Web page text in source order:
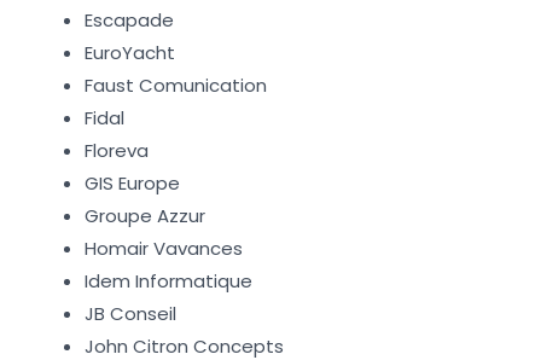
Escapade
EuroYacht
Faust Comunication
Fidal
Floreva
GIS Europe
Groupe Azzur
Homair Vavances
Idem Informatique
JB Conseil
John Citron Concepts